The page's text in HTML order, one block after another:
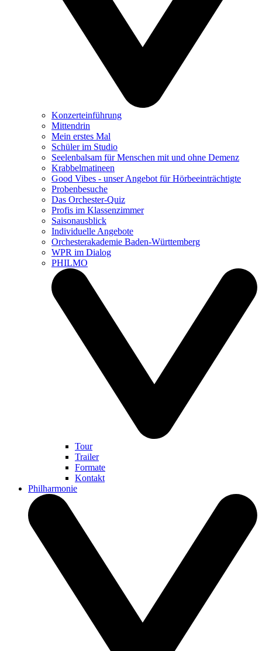
Konzerteinführung
Mittendrin
Mein erstes Mal
Schüler im Studio
Seelenbalsam für Menschen mit und ohne Demenz
Krabbelmatineen
Good Vibes - unser Angebot für Hörbeeinträchtigte
Probenbesuche
Das Orchester-Quiz
Profis im Klassenzimmer
Saisonausblick
Individuelle Angebote
Orchesterakademie Baden-Württemberg
WPR im Dialog
PHILMO
Tour
Trailer
Formate
Kontakt
Philharmonie